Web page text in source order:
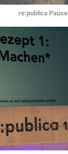
re:publica Pause